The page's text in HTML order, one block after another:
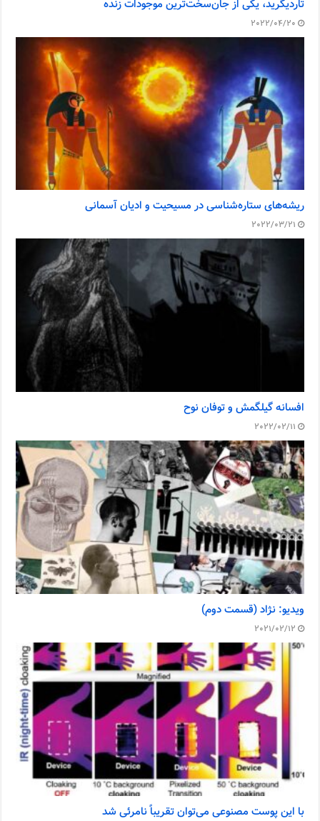
تاردیگرید، یکی از جان‌سخت‌ترین موجودات زنده
2022/04/20
ریشه‌های ستاره‌شناسی در مسیحیت و ادیان آسمانی
2022/03/21
افسانه گیلگمش و توفان نوح
2022/02/11
ویدیو: نژاد (قسمت دوم)
2021/02/12
با این پوست مصنوعی می‌توان تقریباً نامرئی شد